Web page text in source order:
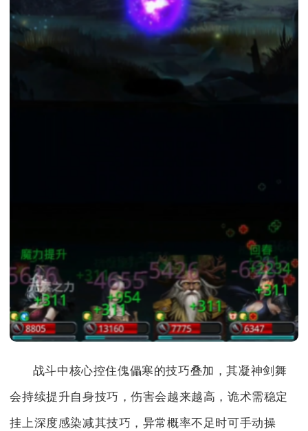
战斗中核心控住傀儡寒的技巧叠加，其凝神剑舞
会持续提升自身技巧，伤害会越来越高，诡术需稳定
挂上深度感染减其技巧，异常概率不足时可手动操